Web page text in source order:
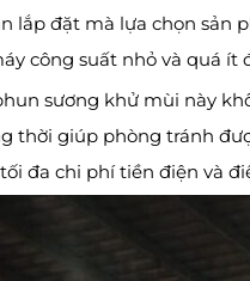
lắp đặt mà lựa chọn sản
công suất nhỏ và quá
sương khử mùi này
thời giúp phòng tránh
đa chi phí tiền điện và